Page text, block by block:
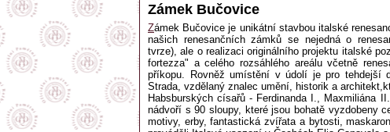
Zámek Bučovice
Zámek Bučovice je unikátní stavbou italské
našich renesančních zámků se nejedná o
tvrze), ale o realizaci originálního projektu italské
fortezza" a celého rozsáhlého areálu včetně
příkopu. Rovněž umístění v údolí je pro tehdejší
Strada, vzdělaný znalec umění, historik a
Habsburských císařů - Ferdinanda I., Maxmiliána
nádvoří s 90 sloupy, které jsou bohatě vyzdobeny
motivy, erby, fantastická zvířata a bytosti,